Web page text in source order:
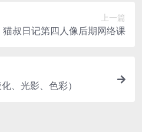
上一篇
猫叔日记第四人像后期网络课
、光影、色彩）